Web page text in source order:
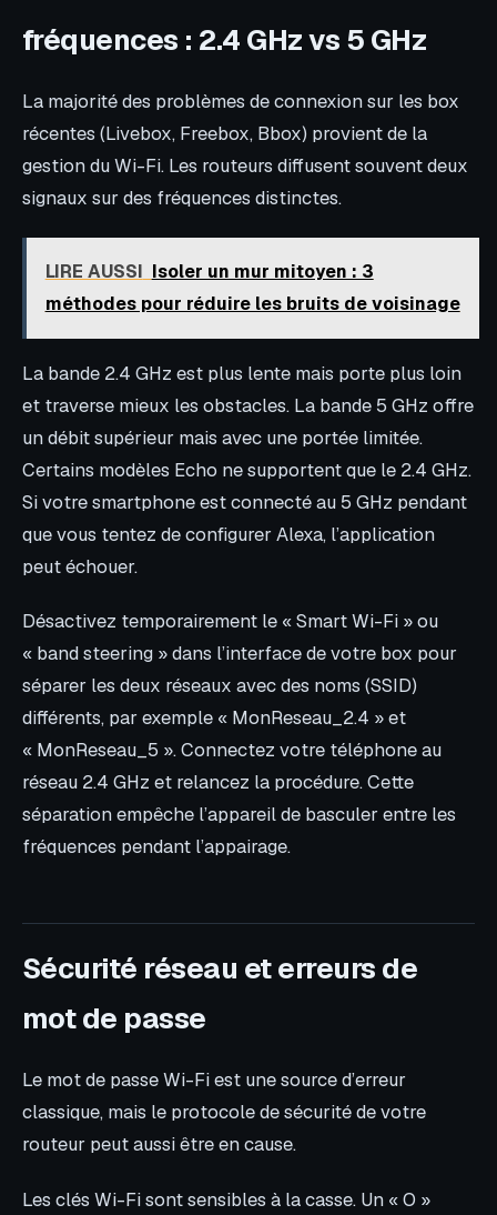
fréquences : 2.4 GHz vs 5 GHz
La majorité des problèmes de connexion sur les box
récentes (Livebox, Freebox, Bbox) provient de la
gestion du Wi-Fi. Les routeurs diffusent souvent deux
signaux sur des fréquences distinctes.
LIRE AUSSI Isoler un mur mitoyen : 3
méthodes pour réduire les bruits de voisinage
La bande 2.4 GHz est plus lente mais porte plus loin
et traverse mieux les obstacles. La bande 5 GHz offre
un débit supérieur mais avec une portée limitée.
Certains modèles Echo ne supportent que le 2.4 GHz.
Si votre smartphone est connecté au 5 GHz pendant
que vous tentez de configurer Alexa, l’application
peut échouer.
Désactivez temporairement le « Smart Wi-Fi » ou
« band steering » dans l’interface de votre box pour
séparer les deux réseaux avec des noms (SSID)
différents, par exemple « MonReseau_2.4 » et
« MonReseau_5 ». Connectez votre téléphone au
réseau 2.4 GHz et relancez la procédure. Cette
séparation empêche l’appareil de basculer entre les
fréquences pendant l’appairage.
Sécurité réseau et erreurs de
mot de passe
Le mot de passe Wi-Fi est une source d’erreur
classique, mais le protocole de sécurité de votre
routeur peut aussi être en cause.
Les clés Wi-Fi sont sensibles à la casse. Un « O »